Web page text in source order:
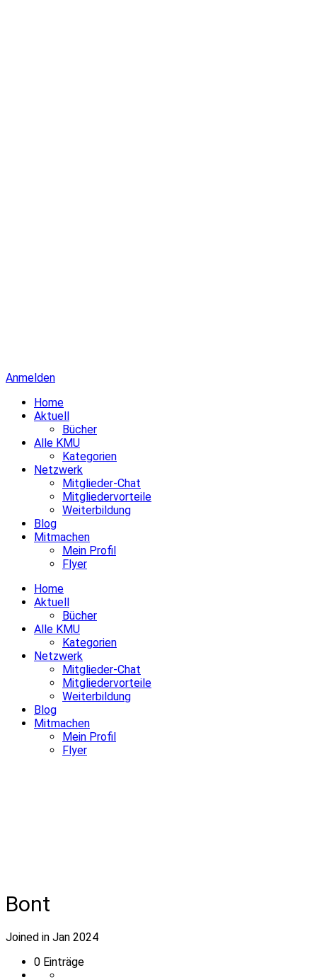
Anmelden
Home
Aktuell
Bücher
Alle KMU
Kategorien
Netzwerk
Mitglieder-Chat
Mitgliedervorteile
Weiterbildung
Blog
Mitmachen
Mein Profil
Flyer
Home
Aktuell
Bücher
Alle KMU
Kategorien
Netzwerk
Mitglieder-Chat
Mitgliedervorteile
Weiterbildung
Blog
Mitmachen
Mein Profil
Flyer
Bont
Joined in Jan 2024
0 Einträge